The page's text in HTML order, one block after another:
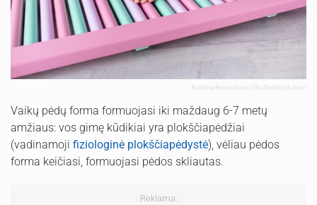
Kristina Bessolova | Shutterstock.com
Vaikų pėdų forma formuojasi iki maždaug 6-7 metų
amžiaus: vos gimę kūdikiai yra plokščiapėdžiai
(vadinamoji fiziologinė plokščiapėdystė), vėliau pėdos
forma keičiasi, formuojasi pėdos skliautas.
Reklama: